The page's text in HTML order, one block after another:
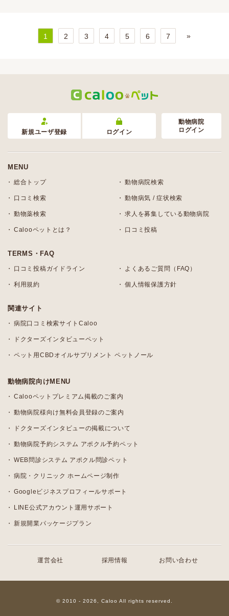
1 2 3 4 5 6 7 »
新規ユーザ登録 ログイン
動物病院
ログイン
MENU
総合トップ 動物病院検索
口コミ検索 動物病気 / 症状検索
動物薬検索 求人を募集している動物病院
Calooペットとは？ 口コミ投稿
TERMS・FAQ
口コミ投稿ガイドライン よくあるご質問（FAQ）
利用規約 個人情報保護方針
関連サイト
病院口コミ検索サイトCaloo
ドクターズインタビューペット
ペット用CBDオイルサプリメント ペットノール
動物病院向けMENU
Calooペットプレミアム掲載のご案内
動物病院様向け無料会員登録のご案内
ドクターズインタビューの掲載について
動物病院予約システム アポクル予約ペット
WEB問診システム アポクル問診ペット
病院・クリニック ホームページ制作
Googleビジネスプロフィールサポート
LINE公式アカウント運用サポート
新規開業パッケージプラン
運営会社 採用情報 お問い合わせ
© 2010 - 2026, Caloo All rights reserved.